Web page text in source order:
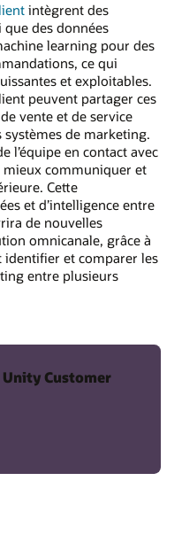
intègrent des
des données
learning pour des
ce qui
et exploitables.
peuvent partager ces
vente et de service
systèmes de marketing.
l’équipe en contact avec
mieux communiquer et
Cette
et d’intelligence entre
de nouvelles
omnicanale, grâce à
identifier et comparer les
entre plusieurs
Customer